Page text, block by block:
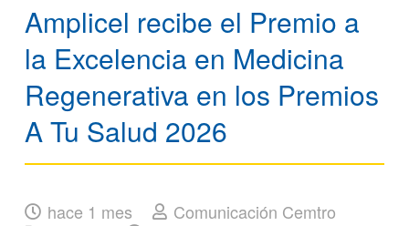
Amplicel recibe el Premio a
la Excelencia en Medicina
Regenerativa en los Premios
A Tu Salud 2026
hace 1 mes
Comunicación Cemtro